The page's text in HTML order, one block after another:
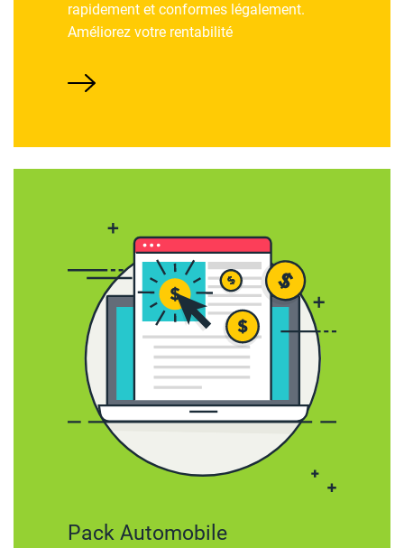
rapidement et conformes légalement.
Améliorez votre rentabilité
Pack Automobile